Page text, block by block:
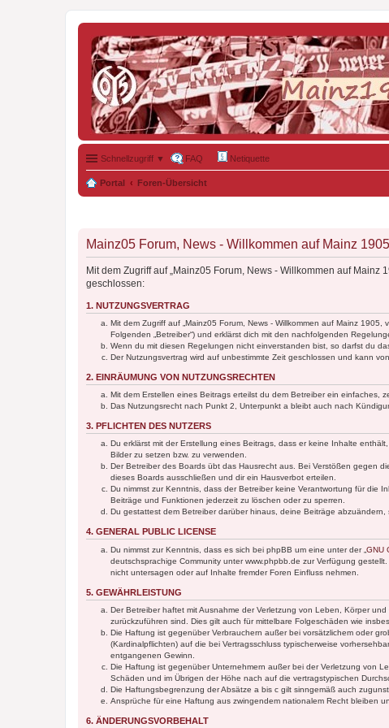
Schnellzugriff ▼ FAQ Netiquette
Portal Foren-Übersicht
Mainz05 Forum, News - Willkommen auf Mainz
Mit dem Zugriff auf „Mainz05 Forum, News - Willkommen auf
geschlossen:
1. NUTZUNGSVERTRAG
Mit dem Zugriff auf „Mainz05 Forum, News - Willkommen auf Mainz
Folgenden „Betreiber“) und erklärst dich mit den nachfolgenden
Wenn du mit diesen Regelungen nicht einverstanden bist, so darfst du
Der Nutzungsvertrag wird auf unbestimmte Zeit geschlossen und kann
2. EINRÄUMUNG VON NUTZUNGSRECHTEN
Mit dem Erstellen eines Beitrags erteilst du dem Betreiber ein einfaches,
Das Nutzungsrecht nach Punkt 2, Unterpunkt a bleibt auch nach
3. PFLICHTEN DES NUTZERS
Du erklärst mit der Erstellung eines Beitrags, dass er keine Inhalte
Bilder zu setzen bzw. zu verwenden.
Der Betreiber des Boards übt das Hausrecht aus. Bei Verstößen gegen
dieses Boards ausschließen und dir ein Hausverbot erteilen.
Du nimmst zur Kenntnis, dass der Betreiber keine Verantwortung für die
Beiträge und Funktionen jederzeit zu löschen oder zu sperren.
Du gestattest dem Betreiber darüber hinaus, deine Beiträge
4. GENERAL PUBLIC LICENSE
Du nimmst zur Kenntnis, dass es sich bei phpBB um eine unter der „ GNU
deutschsprachige Community unter www.phpbb.de zur Verfügung
nicht untersagen oder auf Inhalte fremder Foren Einfluss nehmen.
5. GEWÄHRLEISTUNG
Der Betreiber haftet mit Ausnahme der Verletzung von Leben, Körper
zurückzuführen sind. Dies gilt auch für mittelbare Folgeschäden wie
Die Haftung ist gegenüber Verbrauchern außer bei vorsätzlichem oder
(Kardinalpflichten) auf die bei Vertragsschluss typischerweise
entgangenen Gewinn.
Die Haftung ist gegenüber Unternehmern außer bei der Verletzung von
Schäden und im Übrigen der Höhe nach auf die vertragstypischen
Die Haftungsbegrenzung der Absätze a bis c gilt sinngemäß auch
Ansprüche für eine Haftung aus zwingendem nationalem Recht bleiben
6. ÄNDERUNGSVORBEHALT